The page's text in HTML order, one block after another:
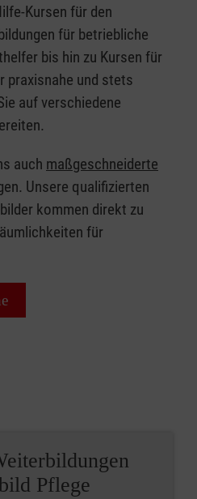
Kursen für den
für betriebliche
bis hin zu Kursen für
praxisnahe und stets
auf verschiedene
auch maßgeschneiderte
Unsere qualifizierten
kommen direkt zu
für
Pflege